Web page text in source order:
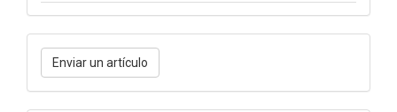
Enviar
un
artículo
Enviar un artículo